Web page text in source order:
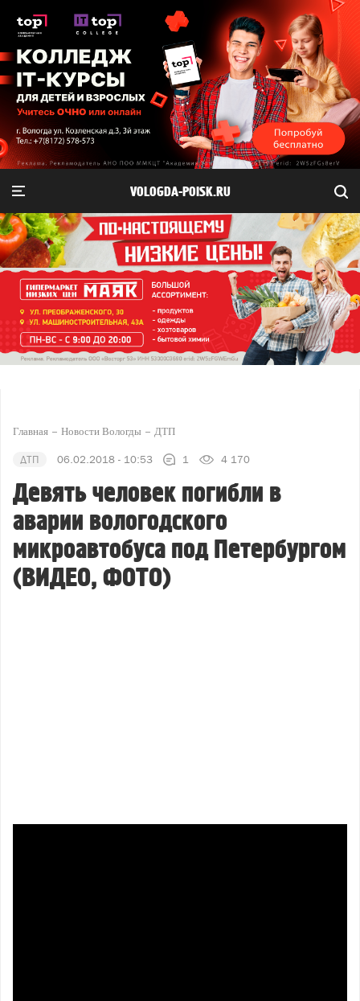
VOLOGDA-POISK.RU
Главная Новости Вологды ДТП
ДТП 06.02.2018 - 10:53 1 4 170
Девять человек погибли в
аварии вологодского
микроавтобуса под Петербургом
(ВИДЕО, ФОТО)